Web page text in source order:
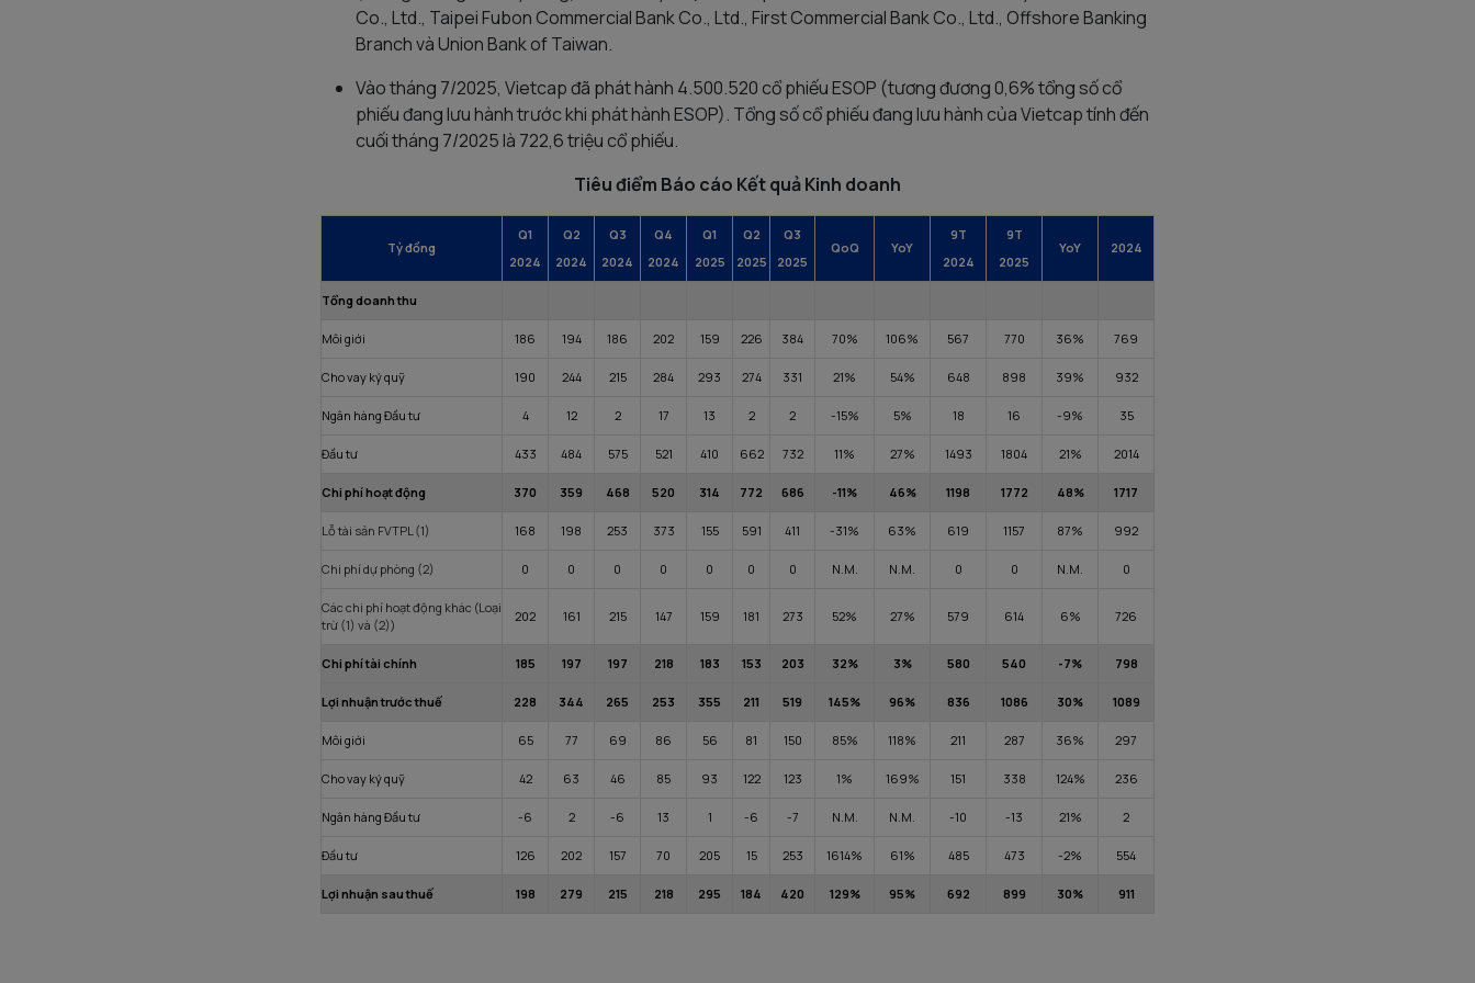
Co., Ltd., Taipei Fubon Commercial Bank Co., Ltd., First Commercial Bank Co., Ltd., Offshore Banking
Branch và Union Bank of Taiwan.
Vào tháng 7/2025, Vietcap đã phát hành 4.500.520 cổ phiếu ESOP (tương đương 0,6% tổng số cổ
phiếu đang lưu hành trước khi phát hành ESOP). Tổng số cổ phiếu đang lưu hành của Vietcap tính đến
cuối tháng 7/2025 là 722,6 triệu cổ phiếu.
Tiêu điểm Báo cáo Kết quả Kinh doanh
Tỷ đồng
Q1
2024
Q2
2024
Q3
2024
Q4
2024
Q1
2025
Q2
2025
Q3
2025
QoQ YoY
9T
2024
9T
2025
YoY 2024
Tổng doanh thu
Môi giới 186 194 186 202 159 226 384 70% 106% 567 770 36% 769
Cho vay ký quỹ 190 244 215 284 293 274 331 21% 54% 648 898 39% 932
Ngân hàng Đầu tư 4 12 2 17 13 2 2 -15% 5% 18 16 -9% 35
Đầu tư 433 484 575 521 410 662 732 11% 27% 1493 1804 21% 2014
Chi phí hoạt động 370 359 468 520 314 772 686 -11% 46% 1198 1772 48% 1717
Lỗ tài sản FVTPL (1) 168 198 253 373 155 591 411 -31% 63% 619 1157 87% 992
Chi phí dự phòng (2) 0 0 0 0 0 0 0 N.M. N.M. 0 0 N.M. 0
Các chi phí hoạt động khác (Loại
trừ (1) và (2))
202 161 215 147 159 181 273 52% 27% 579 614 6% 726
Chi phí tài chính 185 197 197 218 183 153 203 32% 3% 580 540 -7% 798
Lợi nhuận trước thuế 228 344 265 253 355 211 519 145% 96% 836 1086 30% 1089
Môi giới 65 77 69 86 56 81 150 85% 118% 211 287 36% 297
Cho vay ký quỹ 42 63 46 85 93 122 123 1% 169% 151 338 124% 236
Ngân hàng Đầu tư -6 2 -6 13 1 -6 -7 N.M. N.M. -10 -13 21% 2
Đầu tư 126 202 157 70 205 15 253 1614% 61% 485 473 -2% 554
Lợi nhuận sau thuế 198 279 215 218 295 184 420 129% 95% 692 899 30% 911